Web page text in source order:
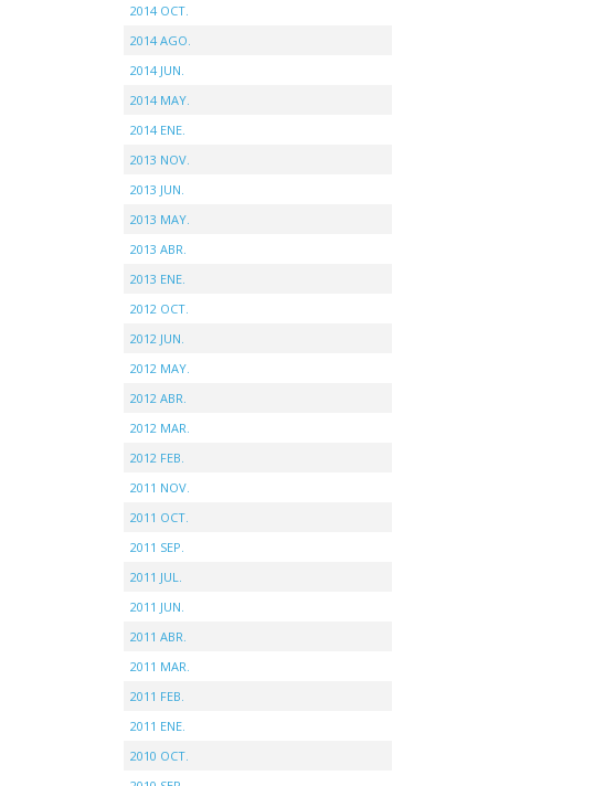
2014 OCT.
2014 AGO.
2014 JUN.
2014 MAY.
2014 ENE.
2013 NOV.
2013 JUN.
2013 MAY.
2013 ABR.
2013 ENE.
2012 OCT.
2012 JUN.
2012 MAY.
2012 ABR.
2012 MAR.
2012 FEB.
2011 NOV.
2011 OCT.
2011 SEP.
2011 JUL.
2011 JUN.
2011 ABR.
2011 MAR.
2011 FEB.
2011 ENE.
2010 OCT.